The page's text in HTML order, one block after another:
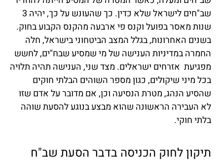
שנות מאסר בפועל וקנס פי ארבעה מהקנס הקבוע בחוק.
בשנים האחרונות, בגלל המצב הביטחוני בישראל, חלה
החמרה במדיניות הענישה של מי שמסיע שבח"ים, לחשש
מפגיעת אזרחים ישראלים. מצד שני, הענישה תהיה תלויה
בכל מיני שיקולים, כגון מספר השוהים הבלתי חוקים
שהסיע הנהג, מטרת הנסיעה וכן, אם מדובר על אדם שזו
לא העבירה הראשונה שהוא מבצע בנוגע להסעת שוהה
בלתי חוקי.
תיקון לחוק הכניסה בדבר הסעת שב"ח